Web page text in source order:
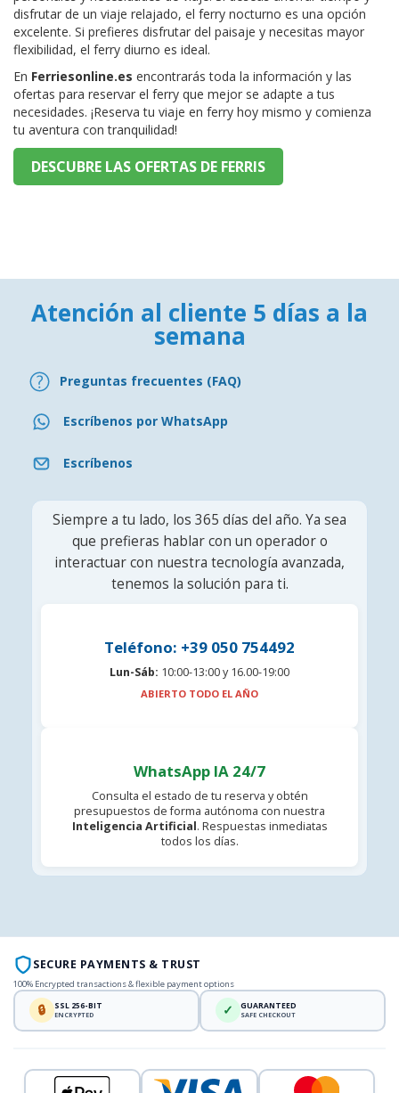
disfrutar de un viaje relajado, el ferry nocturno es una opción
excelente. Si prefieres disfrutar del paisaje y necesitas mayor
flexibilidad, el ferry diurno es ideal.
En Ferriesonline.es encontrarás toda la información y las
ofertas para reservar el ferry que mejor se adapte a tus
necesidades. ¡Reserva tu viaje en ferry hoy mismo y comienza
tu aventura con tranquilidad!
DESCUBRE LAS OFERTAS DE FERRIS
Atención al cliente 5 días a la
semana
Preguntas frecuentes (FAQ)
Escríbenos por WhatsApp
Escríbenos
Siempre a tu lado, los 365 días del año. Ya sea
que prefieras hablar con un operador o
interactuar con nuestra tecnología avanzada,
tenemos la solución para ti.
Teléfono: +39 050 754492
Lun-Sáb: 10:00-13:00 y 16.00-19:00
ABIERTO TODO EL AÑO
WhatsApp IA 24/7
Consulta el estado de tu reserva y obtén
presupuestos de forma autónoma con nuestra
Inteligencia Artificial. Respuestas inmediatas
todos los días.
SECURE PAYMENTS & TRUST
100% Encrypted transactions & flexible payment options
🔒 SSL 256-BIT
ENCRYPTED ✓ GUARANTEED
SAFE CHECKOUT